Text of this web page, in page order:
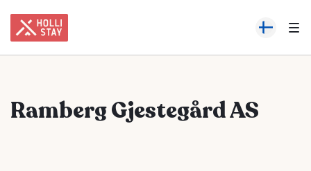
Ramberg Gjestegård AS